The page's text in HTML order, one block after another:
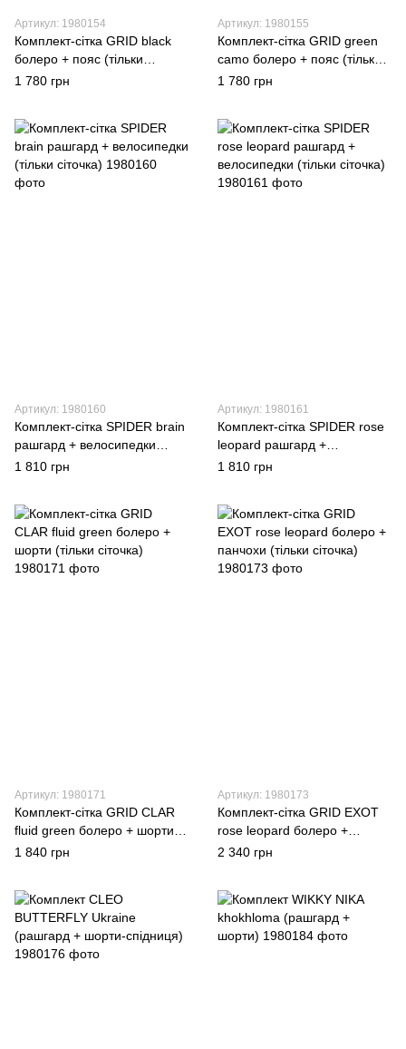
Артикул: 1980154
Комплект-сітка GRID black
болеро + пояс (тільки
сіточка)
1 780 грн
Артикул: 1980155
Комплект-сітка GRID green
camo болеро + пояс (тільки
сіточка)
1 780 грн
Артикул: 1980160
Комплект-сітка SPIDER brain
рашгард + велосипедки
(тільки сіточка)
1 810 грн
Артикул: 1980161
Комплект-сітка SPIDER rose
leopard рашгард +
велосипедки (тільки сіточка)
1 810 грн
Артикул: 1980171
Комплект-сітка GRID CLAR
fluid green болеро + шорти
(тільки сіточка)
1 840 грн
Артикул: 1980173
Комплект-сітка GRID EXOT
rose leopard болеро +
панчохи (тільки сіточка)
2 340 грн